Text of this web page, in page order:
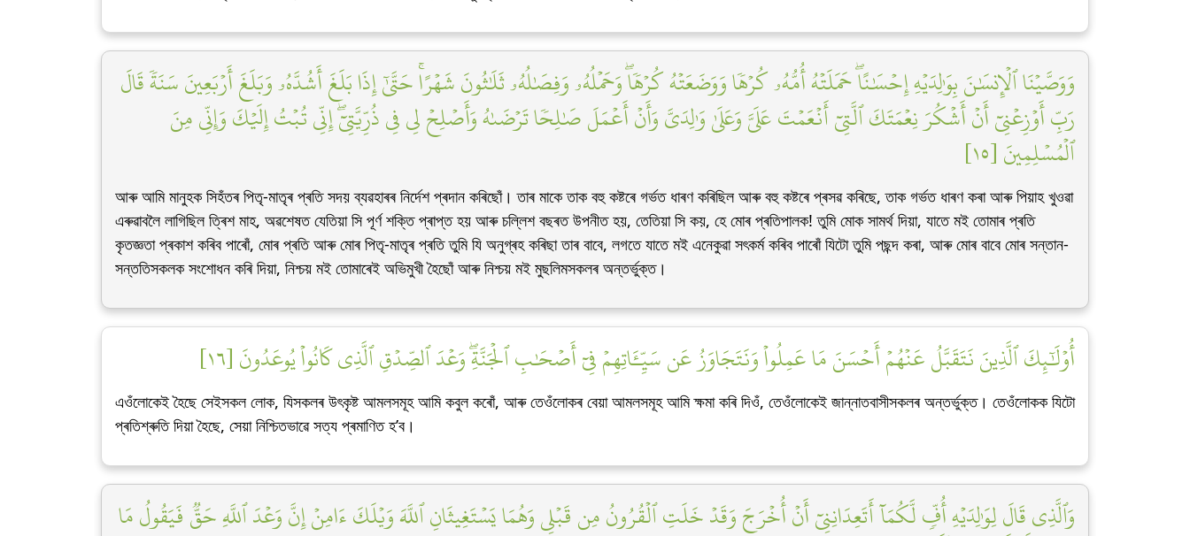
وَوَصَّيۡنَا ٱلۡإِنسَٰنَ بِوَٰلِدَيۡهِ إِحۡسَٰنًاۖ حَمَلَتۡهُ أُمُّهُۥ كُرۡهٗا وَوَضَعَتۡهُ كُرۡهٗاۖ وَحَمۡلُهُۥ وَفِصَٰلُهُۥ ثَلَٰثُونَ شَهۡرًاۚ حَتَّىٰٓ إِذَا بَلَغَ أَشُدَّهُۥ وَبَلَغَ أَرۡبَعِينَ سَنَةٗ قَالَ
رَبِّ أَوۡزِعۡنِيٓ أَنۡ أَشۡكُرَ نِعۡمَتَكَ ٱلَّتِيٓ أَنۡعَمۡتَ عَلَيَّ وَعَلَىٰ وَٰلِدَيَّ وَأَنۡ أَعۡمَلَ صَٰلِحٗا تَرۡضَىٰهُ وَأَصۡلِحۡ لِي فِي ذُرِّيَّتِيٓۖ إِنِّي تُبۡتُ إِلَيۡكَ وَإِنِّي مِنَ
ٱلۡمُسۡلِمِينَ [١٥]
আৰু আমি মানুহক সিহঁতৰ পিতৃ-মাতৃৰ প্ৰতি সদয় ব্যৱহাৰৰ নিৰ্দেশ প্ৰদান কৰিছোঁ। তাৰ মাকে তাক বহু কষ্টৰে গৰ্ভত ধাৰণ কৰিছিল আৰু বহু কষ্টৰে প্ৰসৱ কৰিছে, তাক গৰ্ভত ধাৰণ কৰা আৰু পিয়াহ খুওৱা
এৰুৱাবলৈ লাগিছিল ত্ৰিশ মাহ, অৱশেষত যেতিয়া সি পূৰ্ণ শক্তি প্ৰাপ্ত হয় আৰু চল্লিশ বছৰত উপনীত হয়, তেতিয়া সি কয়, হে মোৰ প্ৰতিপালক! তুমি মোক সামৰ্থ দিয়া, যাতে মই তোমাৰ প্ৰতি
কৃতজ্ঞতা প্ৰকাশ কৰিব পাৰোঁ, মোৰ প্ৰতি আৰু মোৰ পিতৃ-মাতৃৰ প্ৰতি তুমি যি অনুগ্ৰহ কৰিছা তাৰ বাবে, লগতে যাতে মই এনেকুৱা সৎকৰ্ম কৰিব পাৰোঁ যিটো তুমি পছন্দ কৰা, আৰু মোৰ বাবে মোৰ সন্তান-
সন্ততিসকলক সংশোধন কৰি দিয়া, নিশ্চয় মই তোমাৰেই অভিমুখী হৈছোঁ আৰু নিশ্চয় মই মুছলিমসকলৰ অন্তৰ্ভুক্ত।
أُوْلَٰٓئِكَ ٱلَّذِينَ نَتَقَبَّلُ عَنۡهُمۡ أَحۡسَنَ مَا عَمِلُواْ وَنَتَجَاوَزُ عَن سَيِّـَٔاتِهِمۡ فِيٓ أَصۡحَٰبِ ٱلۡجَنَّةِۖ وَعۡدَ ٱلصِّدۡقِ ٱلَّذِي كَانُواْ يُوعَدُونَ [١٦]
এওঁলোকেই হৈছে সেইসকল লোক, যিসকলৰ উৎকৃষ্ট আমলসমূহ আমি কবুল কৰোঁ, আৰু তেওঁলোকৰ বেয়া আমলসমূহ আমি ক্ষমা কৰি দিওঁ, তেওঁলোকেই জান্নাতবাসীসকলৰ অন্তৰ্ভুক্ত। তেওঁলোকক যিটো
প্ৰতিশ্ৰুতি দিয়া হৈছে, সেয়া নিশ্চিতভাৱে সত্য প্ৰমাণিত হ’ব।
وَٱلَّذِي قَالَ لِوَٰلِدَيۡهِ أُفّٖ لَّكُمَآ أَتَعِدَانِنِيٓ أَنۡ أُخۡرَجَ وَقَدۡ خَلَتِ ٱلۡقُرُونُ مِن قَبۡلِي وَهُمَا يَسۡتَغِيثَانِ ٱللَّهَ وَيۡلَكَ ءَامِنۡ إِنَّ وَعۡدَ ٱللَّهِ حَقّٞ فَيَقُولُ مَا